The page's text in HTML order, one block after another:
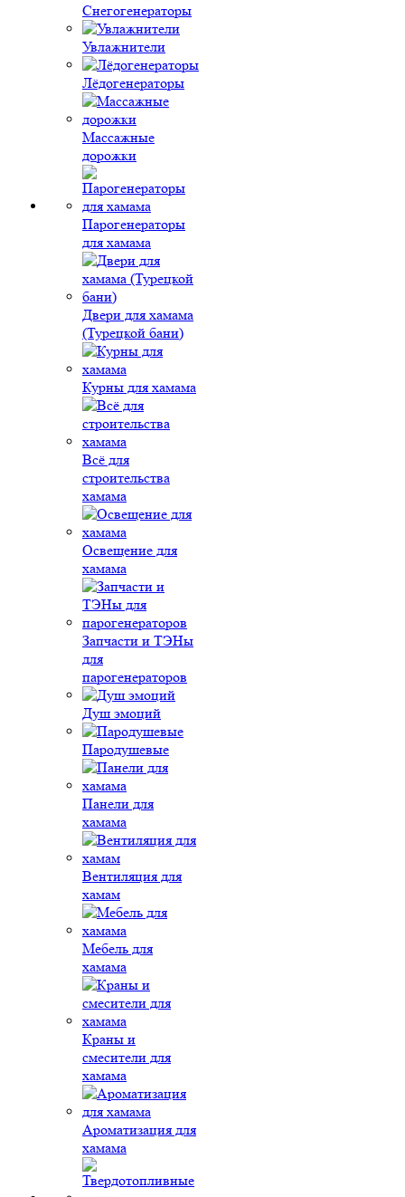
Снегогенераторы
Увлажнители
Лёдогенераторы
Массажные
дорожки
Парогенераторы
для хамама
Двери для хамама
(Турецкой бани)
Курны для хамама
Всё для
строительства
хамама
Освещение для
хамама
Запчасти и ТЭНы
для
парогенераторов
Душ эмоций
Пародушевые
Панели для
хамама
Вентиляция для
хамам
Мебель для
хамама
Краны и
смесители для
хамама
Ароматизация для
хамама